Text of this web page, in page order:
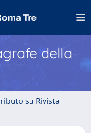
della
su Rivista